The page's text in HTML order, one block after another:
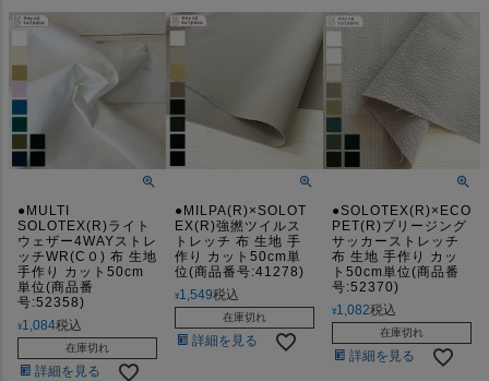
●MULTI
SOLOTEX(R)ライト
ウェザー4WAYストレ
ッチWR(C０) 布 生地
手作り カット50cm
単位(商品番
号:52358)
¥1,084税込
在庫切れ
詳細を見る
●MILPA(R)×SOLOT
EX(R)強撚ツイルス
トレッチ 布 生地 手
作り カット50cm単
位(商品番号:41278)
¥1,549税込
在庫切れ
詳細を見る
●SOLOTEX(R)×ECO
PET(R)ブリージング
サッカーストレッチ
布 生地 手作り カッ
ト50cm単位(商品番
号:52370)
¥1,082税込
在庫切れ
詳細を見る